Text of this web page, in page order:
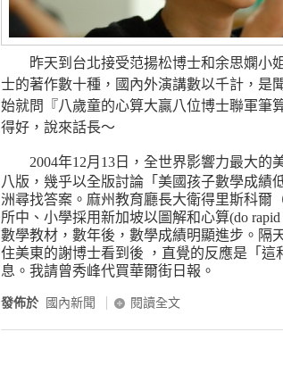
昨天到台北接受范揚松博士和余思嫻小
士的著作數十種，國內外演講數以千計，是
始就問『八歲童的心算大贏八位博士聯軍筆
得好，說來話長～
2004年12月13日，全世界影響力最大的
八版，幾乎以全版討論「美國孩子數學成績
洲尋找答案。麻州教育廳長大衛得里斯科爾
所中、小學採用新加坡以圖解和心算(do rapid
數學教材，數年後，數學成績明顯進步。隔
住美東的謝博士看到後 ，直覺的反應是「
息。我請曾秀峰代買華爾街日報。
發佈於 國內新聞 閱讀全文